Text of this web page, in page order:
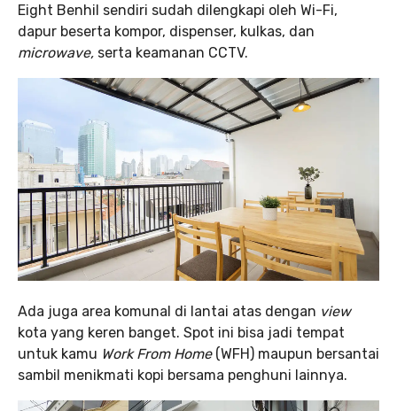
Eight Benhil sendiri sudah dilengkapi oleh Wi-Fi,
dapur beserta kompor, dispenser, kulkas, dan
microwave, serta keamanan CCTV.
Ada juga area komunal di lantai atas dengan view
kota yang keren banget. Spot ini bisa jadi tempat
untuk kamu Work From Home (WFH) maupun bersantai
sambil menikmati kopi bersama penghuni lainnya.